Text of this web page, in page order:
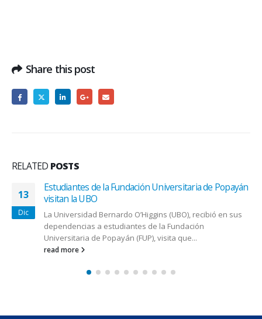
Share this post
RELATED POSTS
13
Dic
Estudiantes de la Fundación Universitaria de Popayán
visitan la UBO
La Universidad Bernardo O’Higgins (UBO), recibió en sus
dependencias a estudiantes de la Fundación
Universitaria de Popayán (FUP), visita que...
read more